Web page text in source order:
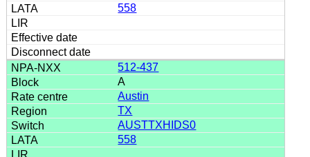
558
512-437
A
Austin
TX
AUSTTXHIDS0
558